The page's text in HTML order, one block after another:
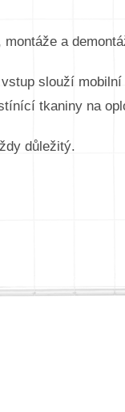
a
slouží
tkaniny na
důležitý.